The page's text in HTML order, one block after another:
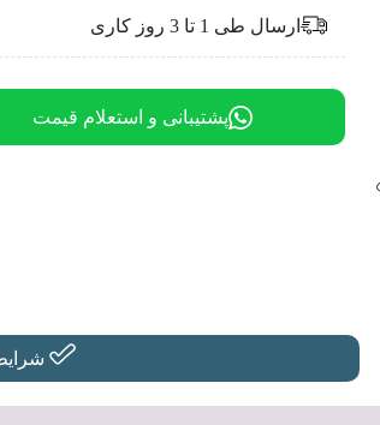
ارسال طی 1 تا 3 روز کاری
پشتیبانی و استعلام قیمت